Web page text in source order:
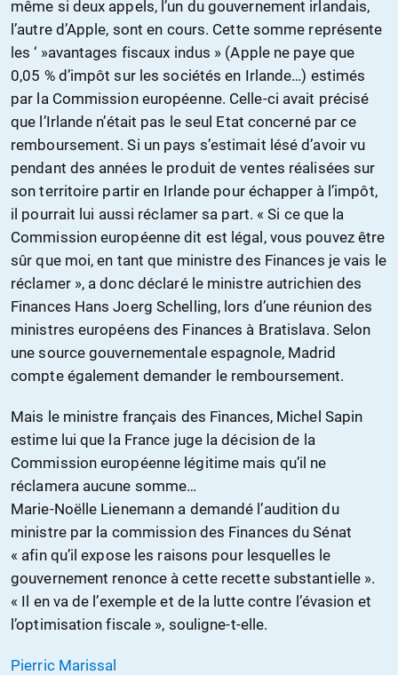
même si deux appels, l’un du gouvernement irlandais,
l’autre d’Apple, sont en cours. Cette somme représente
les ‘ »avantages fiscaux indus » (Apple ne paye que
0,05 % d’impôt sur les sociétés en Irlande…) estimés
par la Commission européenne. Celle-ci avait précisé
que l’Irlande n’était pas le seul Etat concerné par ce
remboursement. Si un pays s’estimait lésé d’avoir vu
pendant des années le produit de ventes réalisées sur
son territoire partir en Irlande pour échapper à l’impôt,
il pourrait lui aussi réclamer sa part. « Si ce que la
Commission européenne dit est légal, vous pouvez être
sûr que moi, en tant que ministre des Finances je vais le
réclamer », a donc déclaré le ministre autrichien des
Finances Hans Joerg Schelling, lors d’une réunion des
ministres européens des Finances à Bratislava. Selon
une source gouvernementale espagnole, Madrid
compte également demander le remboursement.
Mais le ministre français des Finances, Michel Sapin
estime lui que la France juge la décision de la
Commission européenne légitime mais qu’il ne
réclamera aucune somme…
Marie-Noëlle Lienemann a demandé l’audition du
ministre par la commission des Finances du Sénat
« afin qu’il expose les raisons pour lesquelles le
gouvernement renonce à cette recette substantielle ».
« Il en va de l’exemple et de la lutte contre l’évasion et
l’optimisation fiscale », souligne-t-elle.
Pierric Marissal